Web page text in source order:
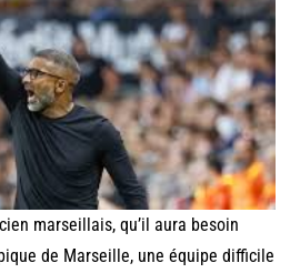
marseillais, qu’il aura besoin
de Marseille, une équipe difficile